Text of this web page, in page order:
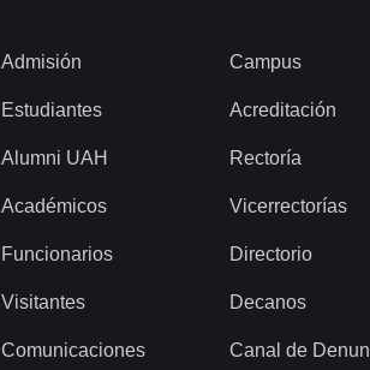
Admisión
Estudiantes
Alumni UAH
Académicos
Funcionarios
Visitantes
Comunicaciones
Campus
Acreditación
Rectoría
Vicerrectorías
Directorio
Decanos
Canal de